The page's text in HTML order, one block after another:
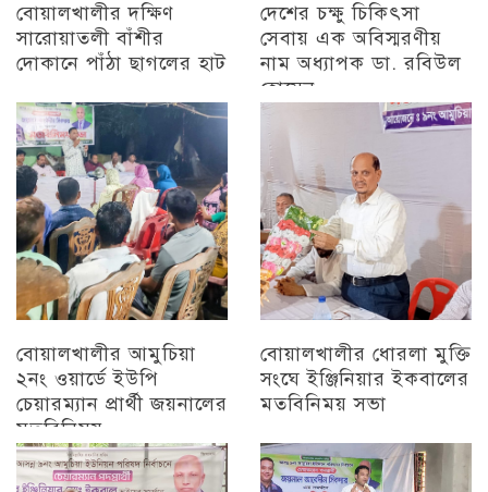
বোয়ালখালীর দক্ষিণ
সারোয়াতলী বাঁশীর
দোকানে পাঁঠা ছাগলের হাট
চট্টগ্রাম
দেশের চক্ষু চিকিৎসা
সেবায় এক অবিস্মরণীয়
নাম অধ্যাপক ডা. রবিউল
হোসেন
বোয়ালখালীর আমুচিয়া
২নং ওয়ার্ডে ইউপি
চেয়ারম্যান প্রার্থী জয়নালের
মতবিনিময়
চট্টগ্রাম
বোয়ালখালীর ধোরলা মুক্তি
সংঘে ইঞ্জিনিয়ার ইকবালের
মতবিনিময় সভা
চট্টগ্রাম